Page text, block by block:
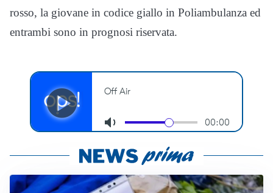
rosso, la giovane in codice giallo in Poliambulanza ed
entrambi sono in prognosi riservata.